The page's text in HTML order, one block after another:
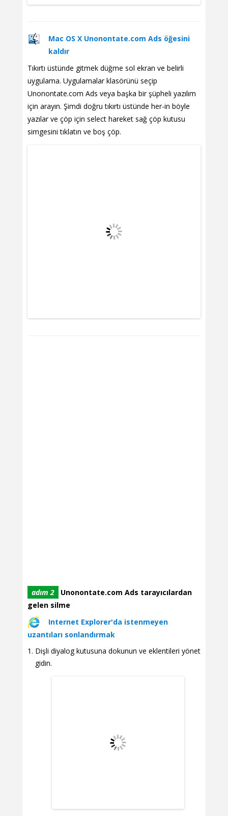
Mac OS X Unonontate.com Ads öğesini
kaldır
Tıkırtı üstünde gitmek düğme sol ekran ve belirli
uygulama. Uygulamalar klasörünü seçip
Unonontate.com Ads veya başka bir şüpheli yazılım
için arayın. Şimdi doğru tıkırtı üstünde her-in böyle
yazılar ve çöp için select hareket sağ çöp kutusu
simgesini tıklatın ve boş çöp.
adım 2
Unonontate.com Ads tarayıcılardan
gelen silme
Internet Explorer'da istenmeyen
uzantıları sonlandırmak
Dişli diyalog kutusuna dokunun ve eklentileri yönet
gidin.